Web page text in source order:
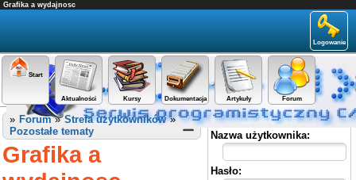
Grafika a wydajnosc
Logowanie
Start
Aktualności Kursy Dokumentacja Artykuły Forum
Panel użytkownika
Nazwa użytkownika:
Hasło:
» Forum»Strefa użytkowników»
Pozostałe tematy
Grafika a